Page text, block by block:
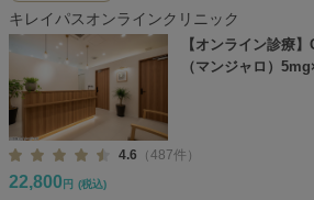
キレイパスオンラインクリニック
【オンライン診療
（マンジャロ）
4.6 （487件）
22,800 円 (税込)